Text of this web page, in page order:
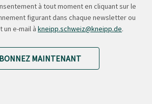
à tout moment en cliquant sur le
figurant dans chaque newsletter ou
un e-mail à kneipp.schweiz@kneipp.de.
MAINTENANT